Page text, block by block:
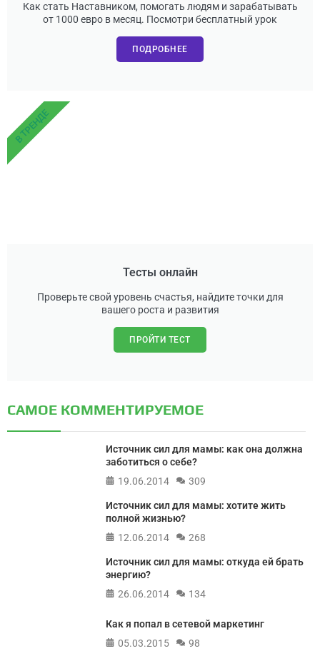
Как стать Наставником, помогать людям и зарабатывать
от 1000 евро в месяц. Посмотри бесплатный урок
ПОДРОБНЕЕ
Тесты онлайн
Проверьте свой уровень счастья, найдите точки для
вашего роста и развития
ПРОЙТИ ТЕСТ
В ТРЕНДЕ
САМОЕ КОММЕНТИРУЕМОЕ
Источник сил для мамы: как она должна
заботиться о себе?
19.06.2014
309
Источник сил для мамы: хотите жить
полной жизнью?
12.06.2014
268
Источник сил для мамы: откуда ей брать
энергию?
26.06.2014
134
Как я попал в сетевой маркетинг
05.03.2015
98